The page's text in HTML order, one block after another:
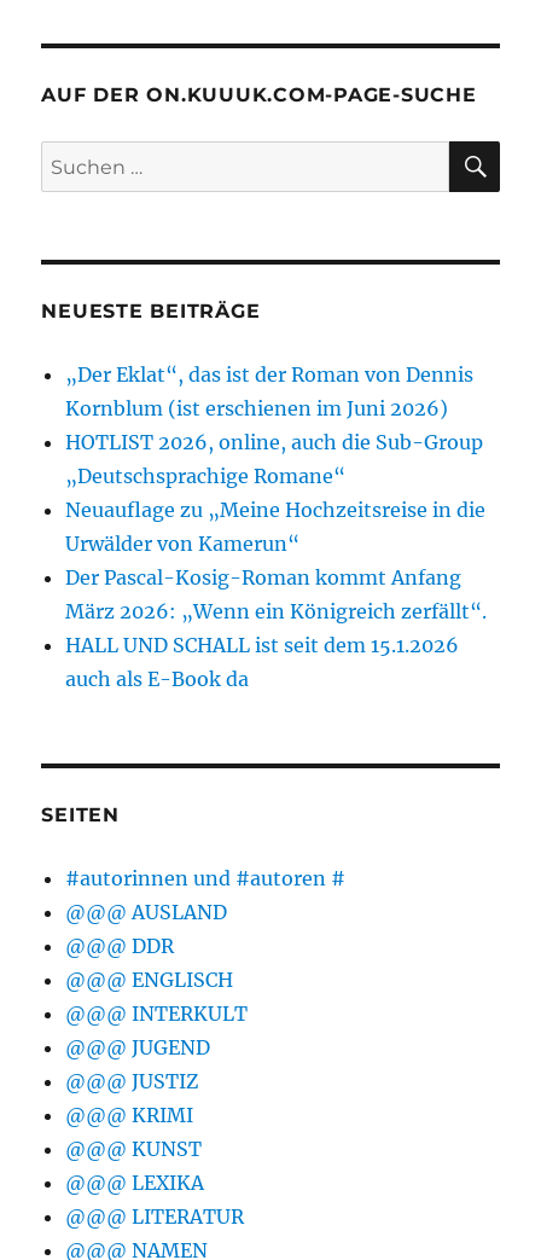
…
die
Satire
zur
Blendung
AUF DER ON.KUUUK.COM-PAGE-SUCHE
Suchen
nach:
NEUESTE BEITRÄGE
„Der Eklat“, das ist der Roman von Dennis
Kornblum (ist erschienen im Juni 2026)
HOTLIST 2026, online, auch die Sub-Group
„Deutschsprachige Romane“
Neuauflage zu „Meine Hochzeitsreise in die
Urwälder von Kamerun“
Der Pascal-Kosig-Roman kommt Anfang
März 2026: „Wenn ein Königreich zerfällt“.
HALL UND SCHALL ist seit dem 15.1.2026
auch als E-Book da
SEITEN
#autorinnen und #autoren #
@@@ AUSLAND
@@@ DDR
@@@ ENGLISCH
@@@ INTERKULT
@@@ JUGEND
@@@ JUSTIZ
@@@ KRIMI
@@@ KUNST
@@@ LEXIKA
@@@ LITERATUR
@@@ NAMEN